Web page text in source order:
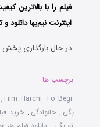
فیلم را با بالاترین
اینترنت نیم‌بها دانلود و
در حال بارگذاری پخش
برچسب ها
Film Harchi To Begi
,
بگی , خانوادگی , خرید